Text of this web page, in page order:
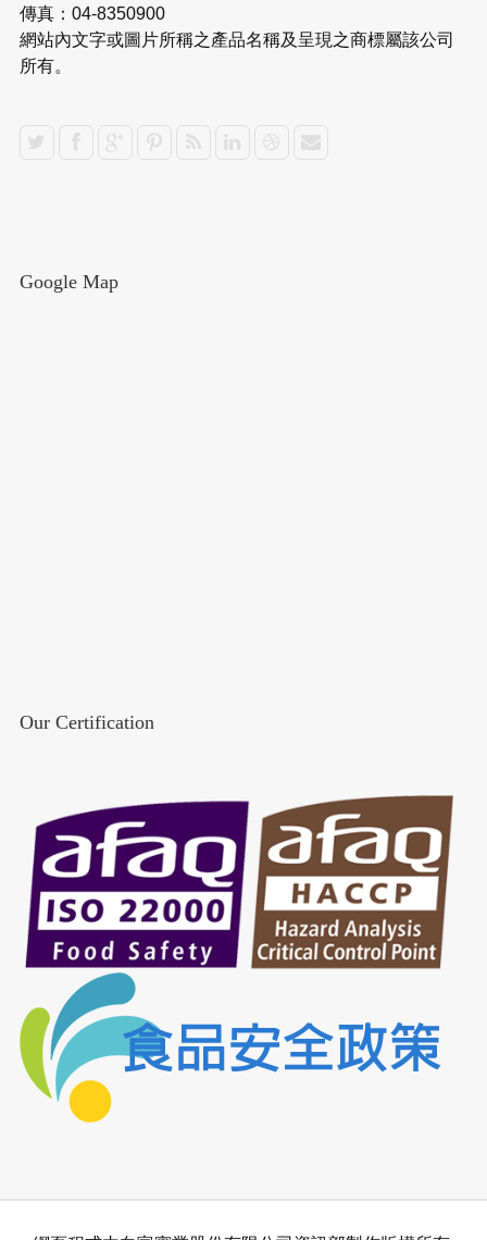
傳真：04-8350900
網站內文字或圖片所稱之產品名稱及呈現之商標屬該公司
所有。
Google Map
Our Certification